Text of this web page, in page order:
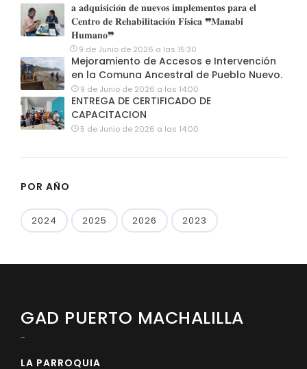
𝐚 𝐚𝐝𝐪𝐮𝐢𝐬𝐢𝐜𝐢𝐨́𝐧 𝐝𝐞 𝐧𝐮𝐞𝐯𝐨𝐬 𝐢𝐦𝐩𝐥𝐞𝐦𝐞𝐧𝐭𝐨𝐬 𝐩𝐚𝐫𝐚 𝐞𝐥
𝐂𝐞𝐧𝐭𝐫𝐨 𝐝𝐞 𝐑𝐞𝐡𝐚𝐛𝐢𝐥𝐢𝐭𝐚𝐜𝐢𝐨́𝐧 𝐅𝐢́𝐬𝐢𝐜𝐚 ❞𝐌𝐚𝐧𝐚𝐛𝐢́
𝐇𝐮𝐦𝐚𝐧𝐨❞
9 de Junio de 2026 a las 15:30
Mejoramiento de Accesos e Intervención
en la Comuna Ancestral de Pueblo Nuevo.
9 de Junio de 2026 a las 14:00
ENTREGA DE CERTIFICADO DE
CAPACITACION
5 de Junio de 2026 a las 14:00
POR AÑO
2024 2025 2026 2023
GAD PUERTO MACHALILLA
-
LA PARROQUIA